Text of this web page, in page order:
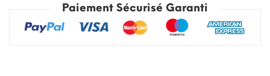
Paiement Sécurisé Garanti